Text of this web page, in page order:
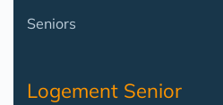
Seniors
Logement Senior